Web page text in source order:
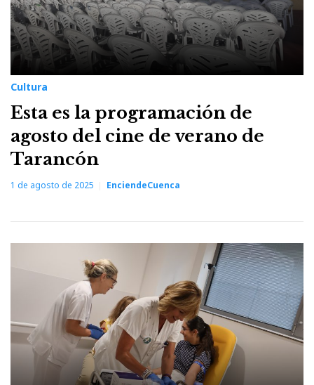
Cultura
Esta es la programación de
agosto del cine de verano de
Tarancón
1 de agosto de 2025 EnciendeCuenca